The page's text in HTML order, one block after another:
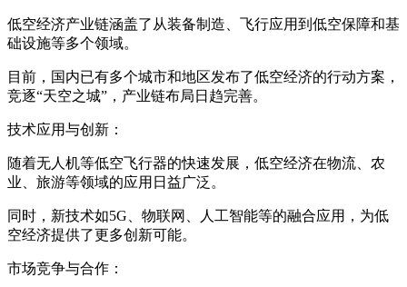
低空经济产业链涵盖了从装备制造、飞行应用到低空保障和基
础设施等多个领域。
目前，国内已有多个城市和地区发布了低空经济的行动方案，
竞逐“天空之城”，产业链布局日趋完善。
技术应用与创新：
随着无人机等低空飞行器的快速发展，低空经济在物流、农
业、旅游等领域的应用日益广泛。
同时，新技术如5G、物联网、人工智能等的融合应用，为低
空经济提供了更多创新可能。
市场竞争与合作：